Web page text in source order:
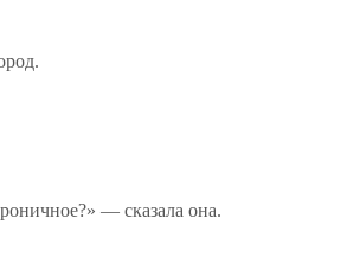
— сказала она.